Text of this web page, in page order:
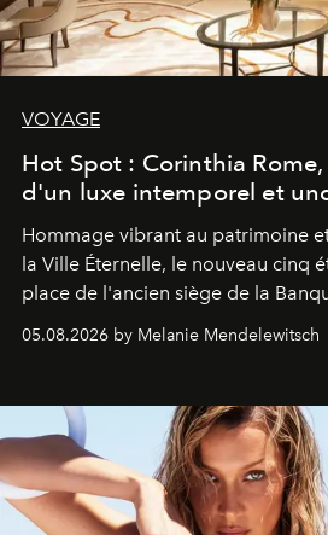
VOYAGE
Hot Spot : Corinthia
d'un luxe intemporel et
Hommage vibrant au patrimoine
la Ville Éternelle, le nouveau cinq
place de l'ancien siège de la
de vivre Romain dans toute son
05.08.2026 by Melanie Mendelewitsch